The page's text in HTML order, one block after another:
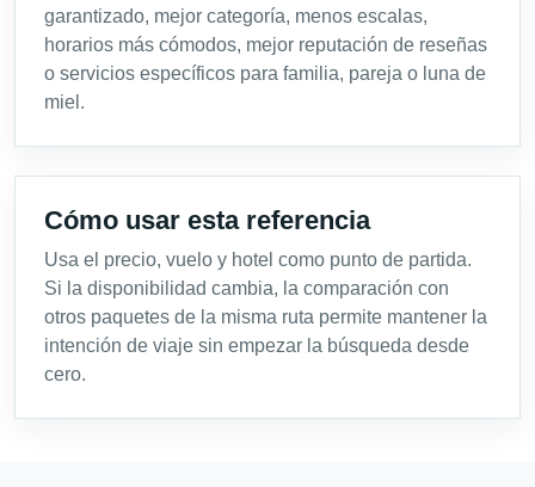
garantizado, mejor categoría, menos escalas,
horarios más cómodos, mejor reputación de reseñas
o servicios específicos para familia, pareja o luna de
miel.
Cómo usar esta referencia
Usa el precio, vuelo y hotel como punto de partida.
Si la disponibilidad cambia, la comparación con
otros paquetes de la misma ruta permite mantener la
intención de viaje sin empezar la búsqueda desde
cero.